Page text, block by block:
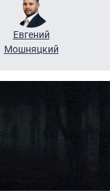
Евгений
Мошняцкий